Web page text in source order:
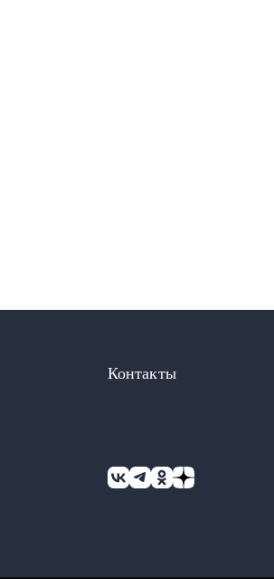
Контакты